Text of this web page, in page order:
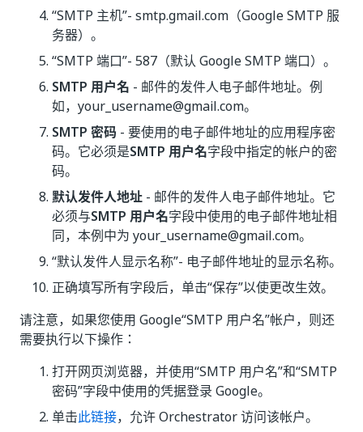
“SMTP 主机”- smtp.gmail.com（Google SMTP 服
务器）。
“SMTP 端口”- 587（默认 Google SMTP 端口）。
SMTP 用户名 - 邮件的发件人电子邮件地址。例
如，your_username@gmail.com。
SMTP 密码 - 要使用的电子邮件地址的应用程序密
码。它必须是SMTP 用户名字段中指定的帐户的密
码。
默认发件人地址 - 邮件的发件人电子邮件地址。它
必须与SMTP 用户名字段中使用的电子邮件地址相
同，本例中为 your_username@gmail.com。
“默认发件人显示名称”- 电子邮件地址的显示名称。
正确填写所有字段后，单击“保存”以使更改生效。
请注意，如果您使用 Google“SMTP 用户名”帐户，则还
需要执行以下操作：
打开网页浏览器，并使用“SMTP 用户名”和“SMTP
密码”字段中使用的凭据登录 Google。
单击此链接，允许 Orchestrator 访问该帐户。